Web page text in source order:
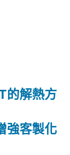
的解熱方
強客製化